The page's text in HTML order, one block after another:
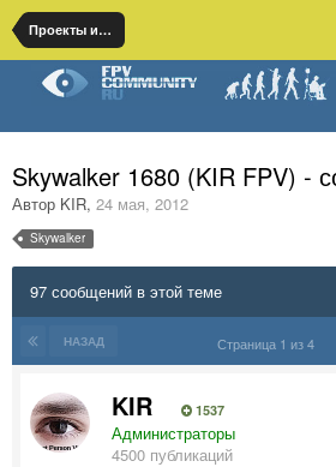
Проекты и отчеты по строительству
Skywalker 1680 (KIR FPV) -
Автор KIR, 24 мая, 2012
Skywalker
97 сообщений в этой теме
НАЗАД Страница 1 из 4
KIR 1537
Администраторы
4500 публикаций